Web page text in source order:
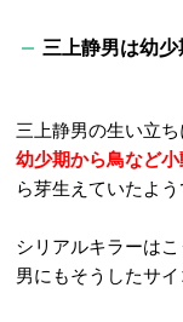
三上静男は幼
三上静男の生い立
幼少期から鳥など
ら芽生えていたよう
シリアルキラーは
男にもそうしたサイ